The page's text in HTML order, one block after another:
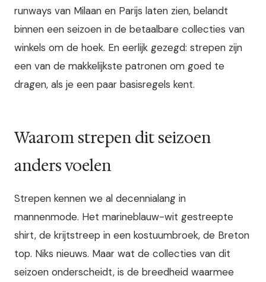
runways van Milaan en Parijs laten zien, belandt
binnen een seizoen in de betaalbare collecties van
winkels om de hoek. En eerlijk gezegd: strepen zijn
een van de makkelijkste patronen om goed te
dragen, als je een paar basisregels kent.
Waarom strepen dit seizoen
anders voelen
Strepen kennen we al decennialang in
mannenmode. Het marineblauw-wit gestreepte
shirt, de krijtstreep in een kostuumbroek, de Breton
top. Niks nieuws. Maar wat de collecties van dit
seizoen onderscheidt, is de breedheid waarmee